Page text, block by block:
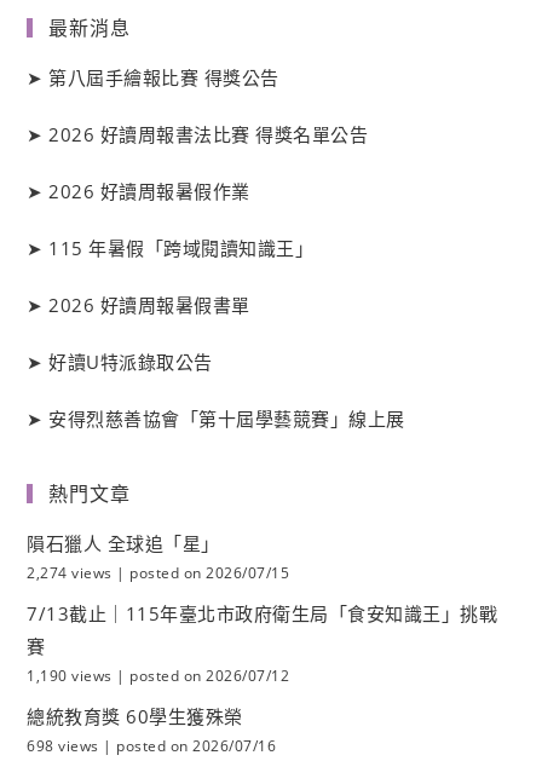
最新消息
➤第八屆手繪報比賽 得獎公告
➤ 2026 好讀周報書法比賽 得獎名單公告
➤ 2026 好讀周報暑假作業
➤ 115 年暑假「跨域閱讀知識王」
➤ 2026 好讀周報暑假書單
➤好讀U特派錄取公告
➤ 安得烈慈善協會「第十屆學藝競賽」線上展
熱門文章
隕石獵人 全球追「星」
2,274 views | posted on 2026/07/15
7/13截止｜115年臺北市政府衛生局「食安知識王」挑戰
賽
1,190 views | posted on 2026/07/12
總統教育獎 60學生獲殊榮
698 views | posted on 2026/07/16